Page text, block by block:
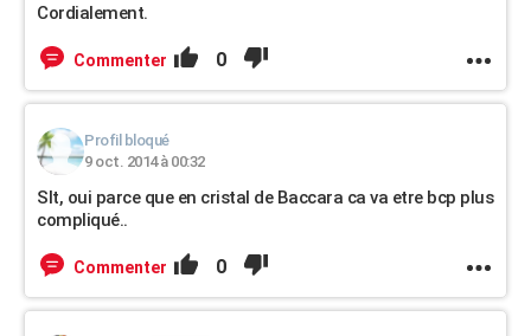
Cordialement.
Commenter 0
Profil bloqué
9 oct. 2014 à 00:32
Slt, oui parce que en cristal de Baccara ca va etre bcp plus
compliqué..
Commenter 0